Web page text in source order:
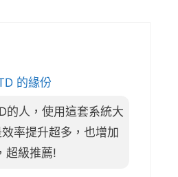
的緣份
的人，使用這套系統大
率提升超多，也增加
超級推薦!